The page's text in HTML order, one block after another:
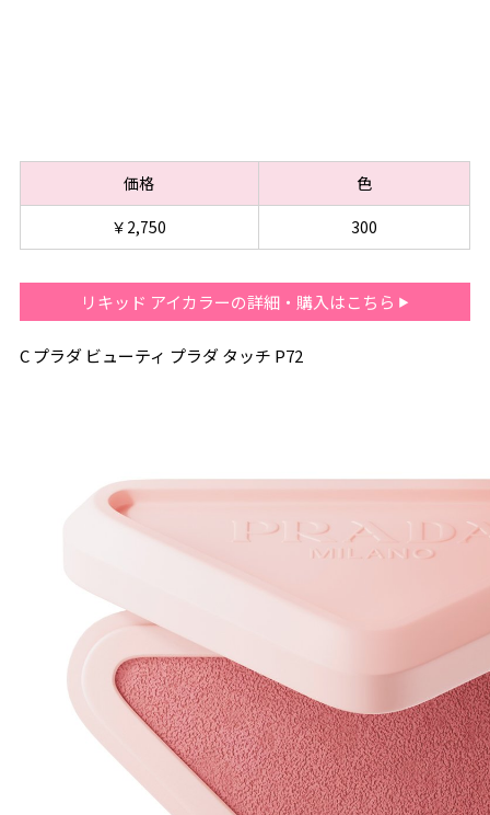
価格
色
￥2,750
300
リキッド アイカラーの詳細・購入はこちら
C プラダ ビューティ プラダ タッチ P72